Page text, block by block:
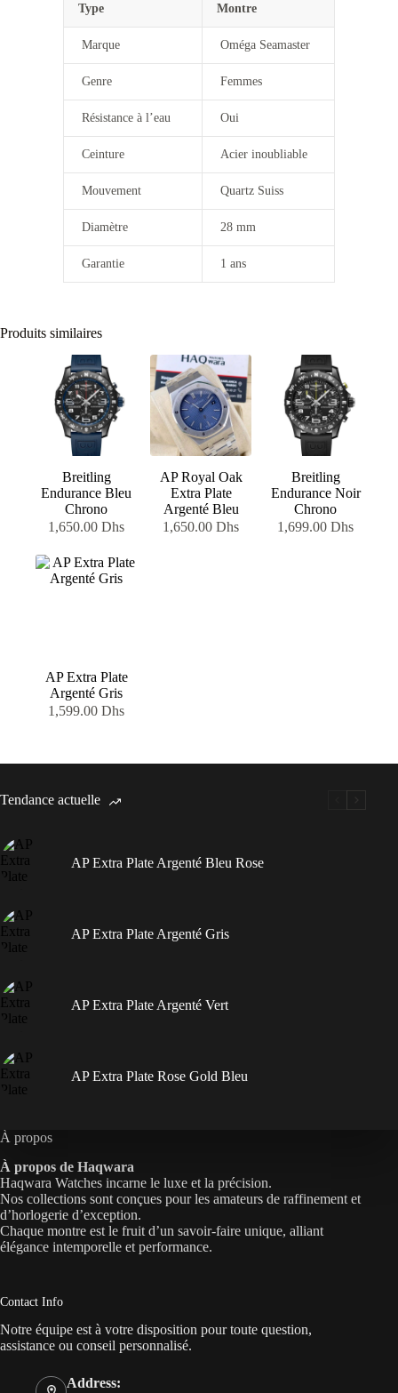
Type Montre
Marque Oméga Seamaster
Genre Femmes
Résistance à l’eau Oui
Ceinture Acier inoubliable
Mouvement Quartz Suiss
Diamètre 28 mm
Garantie 1 ans
Produits similaires
Breitling
Endurance Bleu
Chrono
1,650.00Dhs
AP Royal Oak
Extra Plate
Argenté Bleu
1,650.00Dhs
Breitling
Endurance Noir
Chrono
1,699.00Dhs
AP Extra Plate
Argenté Gris
1,599.00Dhs
Tendance actuelle
AP Extra Plate Argenté Bleu Rose
AP Extra Plate Argenté Gris
AP Extra Plate Argenté Vert
AP Extra Plate Rose Gold Bleu
À propos
À propos de Haqwara
Haqwara Watches incarne le luxe et la précision.
Nos collections sont conçues pour les amateurs de raffinement et
d’horlogerie d’exception.
Chaque montre est le fruit d’un savoir-faire unique, alliant
élégance intemporelle et performance.
Contact Info
Notre équipe est à votre disposition pour toute question,
assistance ou conseil personnalisé.
Address: